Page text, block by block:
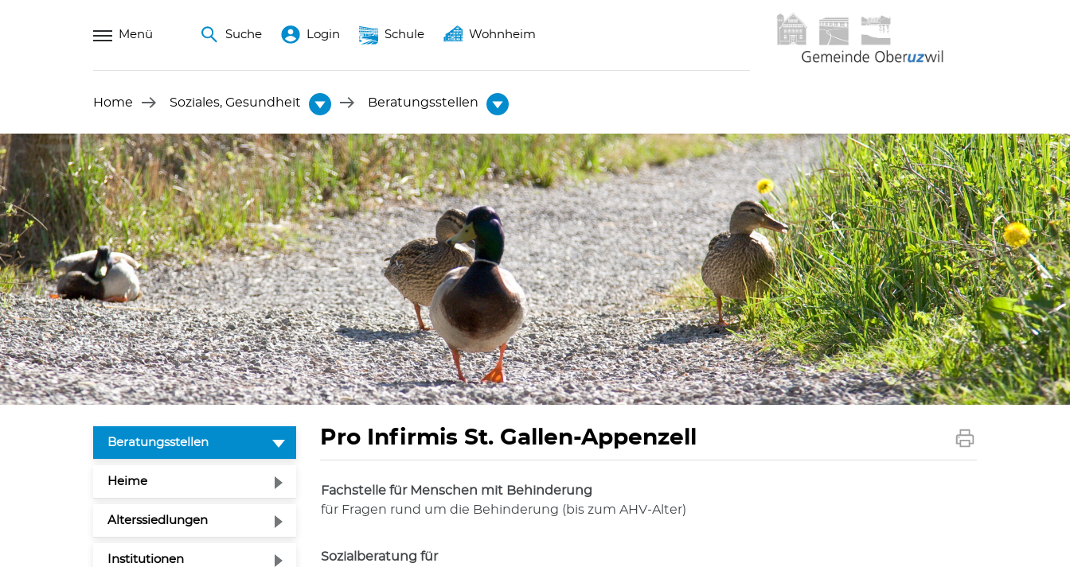
Menü Suche Login Schule Wohnheim
Home Soziales, Gesundheit Beratungsstellen
Beratungsstellen(ausgewählt)
Heime
Alterssiedlungen
Institutionen
Pro Infirmis St. Gallen-Appenzell
Fachstelle für Menschen mit Behinderung
für Fragen rund um die Behinderung (bis zum AHV-Alter)
Sozialberatung für